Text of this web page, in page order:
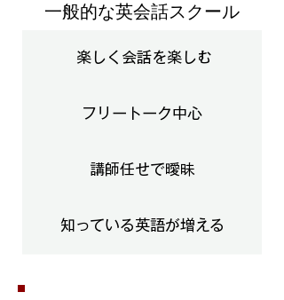
楽しく会話を楽しむ
フリートーク中心
講師任せで曖昧
知っている英語が増える
​一般的な英会話スクール